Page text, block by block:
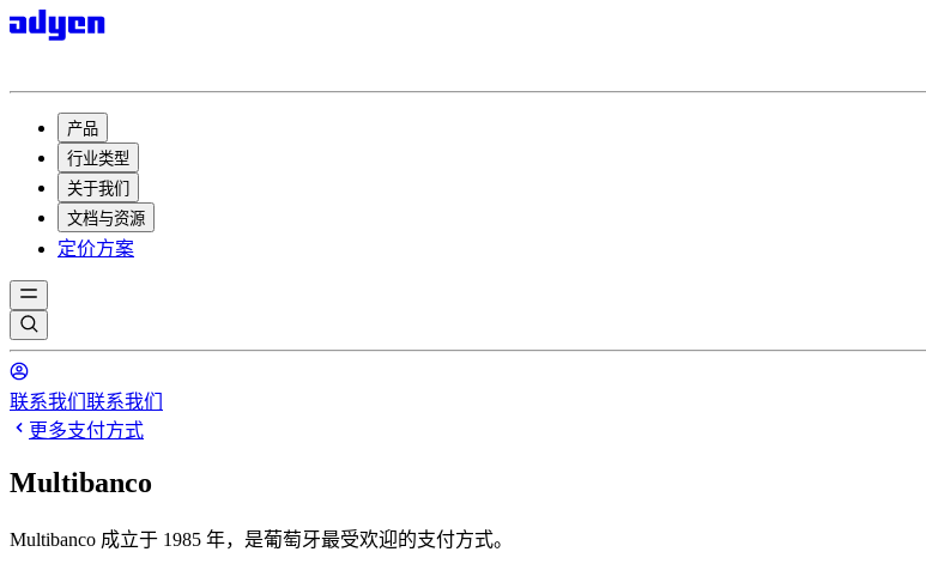
产品
行业类型
关于我们
文档与资源
定价方案
联系我们 联系我们
更多支付方式
Multibanco
Multibanco 成立于 1985 年，是葡萄牙最受欢迎的支付方式。